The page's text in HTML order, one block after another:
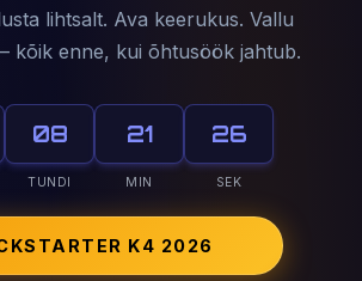
lihtsalt. Ava keerukus. Vallu
kõik enne, kui õhtusöök jahtub.
08
TUNDI
21
MIN
22
SEK
K4 2026